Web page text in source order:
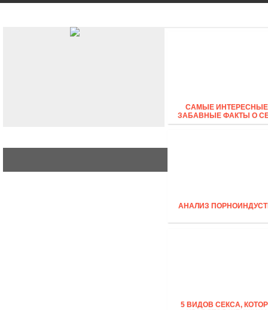
САМЫЕ
ЗАБАВНЫЕ ФАКТЫ О
АНАЛИЗ
5 ВИДОВ СЕКСА,